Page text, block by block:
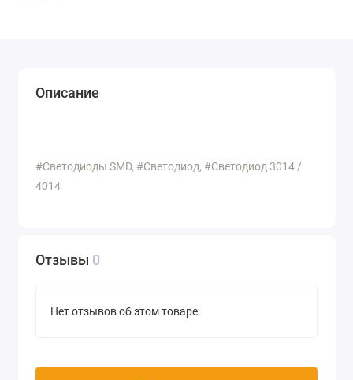
Описание
#Светодиоды SMD, #Светодиод, #Светодиод 3014 /
4014
Отзывы 0
Нет отзывов об этом товаре.